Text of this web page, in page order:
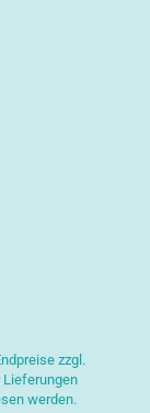
zzgl.
werden.